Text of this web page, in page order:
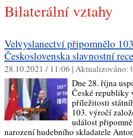
Bilaterální vztahy
Velvyslanectví připomnělo
Československa slavnostní
28.10.2021 / 11:06 |Aktualizováno:
Dne 28. října
České republiky
příležitosti
103. výročí
událost
narození hudebního skladatele